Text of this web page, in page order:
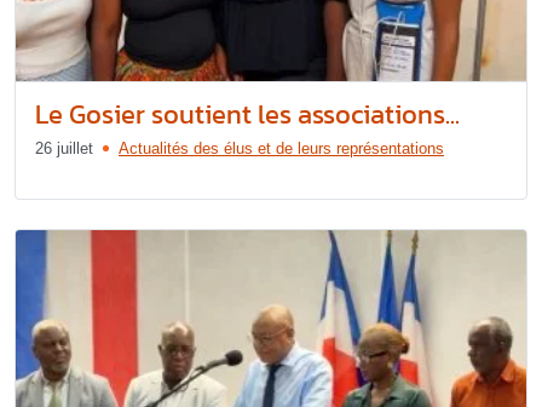
Le Gosier soutient les associations...
26 juillet Actualités des élus et de leurs représentations